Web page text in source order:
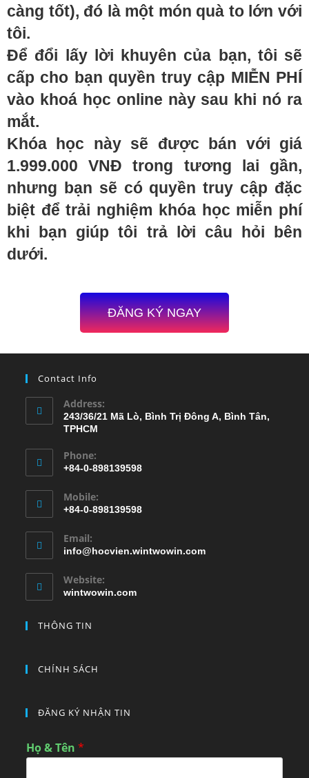
càng tốt), đó là một món quà to lớn với
tôi.
Để đổi lấy lời khuyên của bạn, tôi sẽ
cấp cho bạn quyền truy cập MIỄN PHÍ
vào khoá học online này sau khi nó ra
mắt.
Khóa học này sẽ được bán với giá
1.999.000 VNĐ trong tương lai gần,
nhưng bạn sẽ có quyền truy cập đặc
biệt để trải nghiệm khóa học miễn phí
khi bạn giúp tôi trả lời câu hỏi bên
dưới.
ĐĂNG KÝ NGAY
Contact Info
Address:
243/36/21 Mã Lò, Bình Trị Đông A, Bình Tân,
TPHCM
Phone:
+84-0-898139598
Mobile:
+84-0-898139598
Email:
info@hocvien.wintwowin.com
Website:
wintwowin.com
THÔNG TIN
CHÍNH SÁCH
ĐĂNG KÝ NHẬN TIN
Họ & Tên*